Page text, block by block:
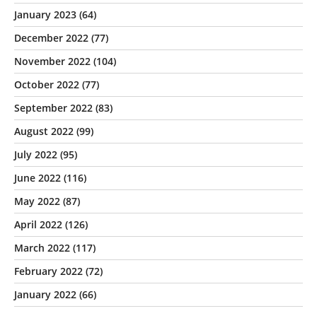
January 2023 (64)
December 2022 (77)
November 2022 (104)
October 2022 (77)
September 2022 (83)
August 2022 (99)
July 2022 (95)
June 2022 (116)
May 2022 (87)
April 2022 (126)
March 2022 (117)
February 2022 (72)
January 2022 (66)